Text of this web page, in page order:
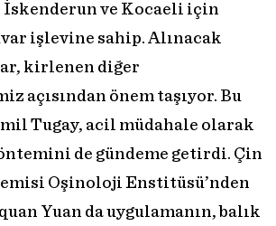
ve Kocaeli için
işlevine sahip. Alınacak
kirlenen diğer
açısından önem taşıyor. Bu
Tugay, acil müdahale olarak
de gündeme getirdi. Çin
Oşinoloji Enstitüsü’nden
Yuan da uygulamanın, balık